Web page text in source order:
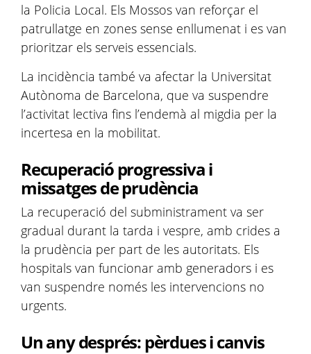
la Policia Local. Els Mossos van reforçar el
patrullatge en zones sense enllumenat i es van
prioritzar els serveis essencials.
La incidència també va afectar la Universitat
Autònoma de Barcelona, que va suspendre
l’activitat lectiva fins l’endemà al migdia per la
incertesa en la mobilitat.
Recuperació progressiva i
missatges de prudència
La recuperació del subministrament va ser
gradual durant la tarda i vespre, amb crides a
la prudència per part de les autoritats. Els
hospitals van funcionar amb generadors i es
van suspendre només les intervencions no
urgents.
Un any després: pèrdues i canvis